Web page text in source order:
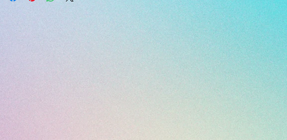
oplosmiddelen, parfum, en make-up in de buurt van
→ Laat het armbandje niet op harde oppervlakken vallen,